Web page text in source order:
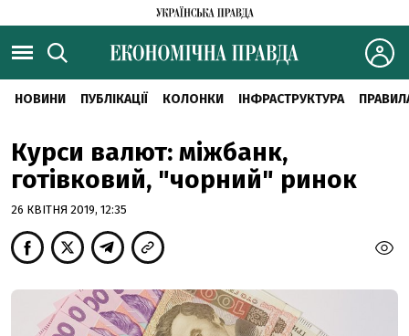
НОВИНИ ПУБЛІКАЦІЇ КОЛОНКИ ІНФРАСТРУКТУРА
Курси валют: міжбанк,
готівковий, "чорний" ринок
26 КВІТНЯ 2019, 12:35